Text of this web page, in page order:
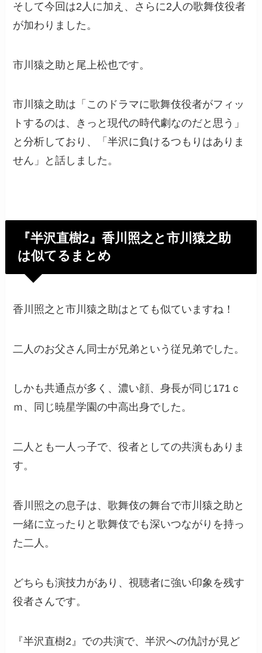
そして今回は2人に加え、さらに2人の歌舞伎役者
が加わりました。
市川猿之助と尾上松也です。
市川猿之助は「このドラマに歌舞伎役者がフィッ
トするのは、きっと現代の時代劇なのだと思う」
と分析しており、「半沢に負けるつもりはありま
せん」と話しました。
『半沢直樹2』香川照之と市川猿之助
は似てるまとめ
香川照之と市川猿之助はとても似ていますね！
二人のお父さん同士が兄弟という従兄弟でした。
しかも共通点が多く、濃い顔、身長が同じ171ｃ
ｍ、同じ暁星学園の中高出身でした。
二人とも一人っ子で、役者としての共演もありま
す。
香川照之の息子は、歌舞伎の舞台で市川猿之助と
一緒に立ったりと歌舞伎でも深いつながりを持っ
た二人。
どちらも演技力があり、視聴者に強い印象を残す
役者さんです。
『半沢直樹2』での共演で、半沢への仇討が見ど